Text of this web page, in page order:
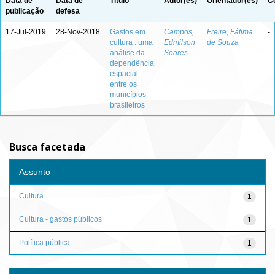
publicação
defesa
17-Jul-2019 28-Nov-2018
Gastos em
cultura : uma
análise da
dependência
espacial
entre os
municípios
brasileiros
Campos,
Edmilson
Soares
Freire, Fátima
de Souza
-
Busca facetada
Assunto
1
Cultura
1
Cultura - gastos públicos
1
Política pública